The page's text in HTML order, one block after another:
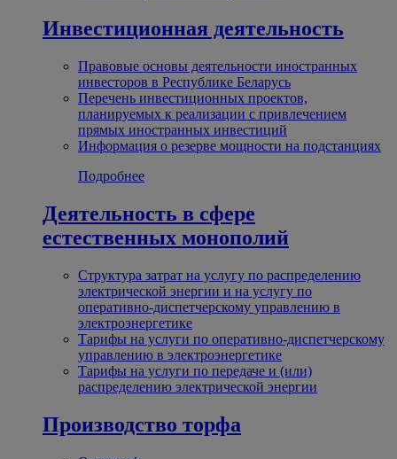
Инвестиционная деятельность
Правовые основы деятельности иностранных
инвесторов в Республике Беларусь
Перечень инвестиционных проектов,
планируемых к реализации с привлечением
прямых иностранных инвестиций
Информация о резерве мощности на подстанциях
Подробнее
Деятельность в сфере
естественных монополий
Структура затрат на услугу по распределению
электрической энергии и на услугу по
оперативно-диспетчерскому управлению в
электроэнергетике
Тарифы на услуги по оперативно-диспетчерскому
управлению в электроэнергетике
Тарифы на услуги по передаче и (или)
распределению электрической энергии
Производство торфа